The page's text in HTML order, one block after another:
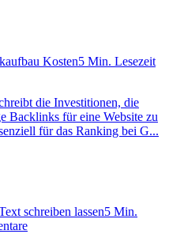
5 Min. Lesezeit
die Investitionen, die
Backlinks für eine Website zu
für das Ranking bei G...
5 Min.